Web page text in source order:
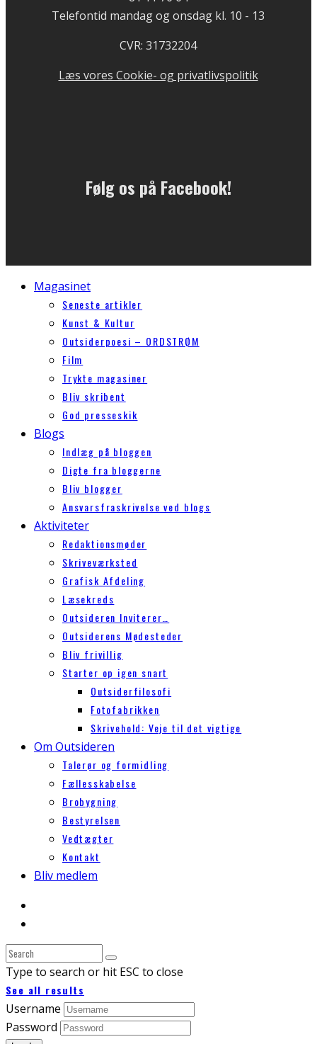
Telefontid mandag og onsdag kl. 10 - 13
CVR: 31732204
Læs vores Cookie- og privatlivspolitik
Følg os på Facebook!
Magasinet
Seneste artikler
Kunst & Kultur
Outsiderpoesi – ORDSTRØM
Film
Trykte magasiner
Bliv skribent
God presseskik
Blogs
Indlæg på bloggen
Digte fra bloggerne
Bliv blogger
Ansvarsfraskrivelse ved blogs
Aktiviteter
Redaktionsmøder
Skriveværksted
Grafisk Afdeling
Læsekreds
Outsideren Inviterer…
Outsiderens Mødesteder
Bliv frivillig
Starter op igen snart
Outsiderfilosofi
Fotofabrikken
Skrivehold: Veje til det vigtige
Om Outsideren
Talerør og formidling
Fællesskabelse
Brobygning
Bestyrelsen
Vedtægter
Kontakt
Bliv medlem
Type to search or hit ESC to close
See all results
Username
Password